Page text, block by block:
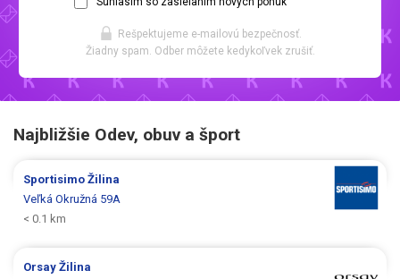
Rešpektujeme e-mailovú bezpečnosť.
Žiadny spam. Odber môžete kedykoľvek zrušiť.
Najbližšie Odev, obuv a šport
SportisimoŽilina
Veľká Okružná 59A
< 0.1 km
OrsayŽilina